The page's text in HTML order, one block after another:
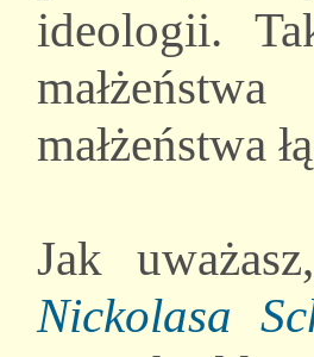
ideologii.
małżeństwa
Jak
Nickolasa